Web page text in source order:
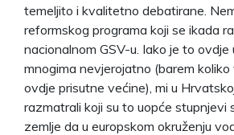
temeljito i kvalitetno debatirane.
reformskog programa koji se ikada
nacionalnom GSV-u. Iako je to ovdje
mnogima nevjerojatno (barem koliko
ovdje prisutne većine), mi u
razmatrali koji su to uopće stupnjevi
zemlje da u europskom okruženju